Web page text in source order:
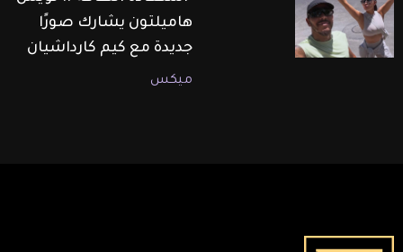
هاميلتون يشارك صورًا
جديدة مع كيم كارداشيان
ميكس